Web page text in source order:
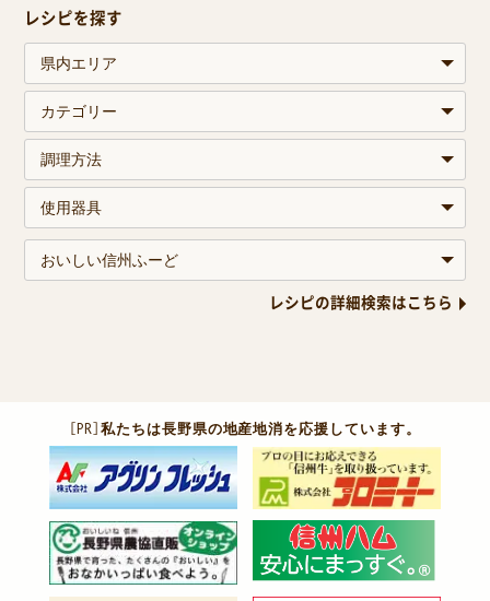
レシピを探す
レシピの詳細検索はこちら
［PR］私たちは長野県の地産地消を応援しています。